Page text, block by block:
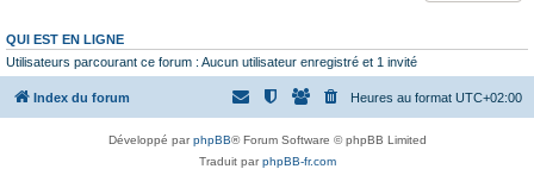
QUI EST EN LIGNE
Utilisateurs parcourant ce forum : Aucun utilisateur enregistré et 1 invité
Index du forum Heures au format UTC+02:00
Développé parphpBB® Forum Software © phpBB Limited
Traduit parphpBB-fr.com